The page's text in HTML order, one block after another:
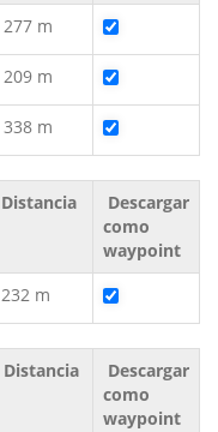
277 m
209 m
338 m
Distancia
Descargar
como
waypoint
232 m
Distancia
Descargar
como
waypoint